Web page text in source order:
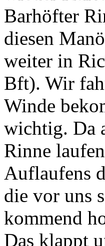
Barhöfter
diesen
weiter in
Bft). Wir
Winde
wichtig. Da
Rinne
Auflaufens
die vor uns
kommend
Das klappt